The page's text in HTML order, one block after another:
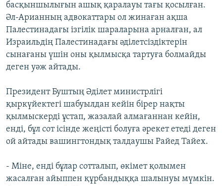
басқыншылығын ашық қаралауы тағы қосылған.
Әл-Арианның адвокаттары ол жинаған ақша
Палестинадағы ізгілік шараларына арналған, ал
Израильдің Палестинадағы әділетсіздіктерін
сынағаны үшін оны қылмысқа тартуға болмайды
деген уәж айтады.
Президент Буштың Әділет министрлігі
қыркүйектегі шабуылдан кейін бірер нақты
қылмыскерді ұстап, жазалай алмағаннан кейін,
енді, бұл сот ісінде жеңісті болуға әрекет етеді деген
ой айтады вашингтондық талдаушы Райед Тайех.
- Міне, енді бұлар сотталып, өкімет қолымен
жасалған айыппен құрбандыққа шалынуы мүмкін.